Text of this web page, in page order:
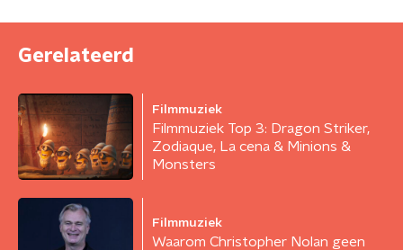
Gerelateerd
Filmmuziek
Filmmuziek Top 3: Dragon Striker,
Zodiaque, La cena & Minions &
Monsters
Filmmuziek
Waarom Christopher Nolan geen